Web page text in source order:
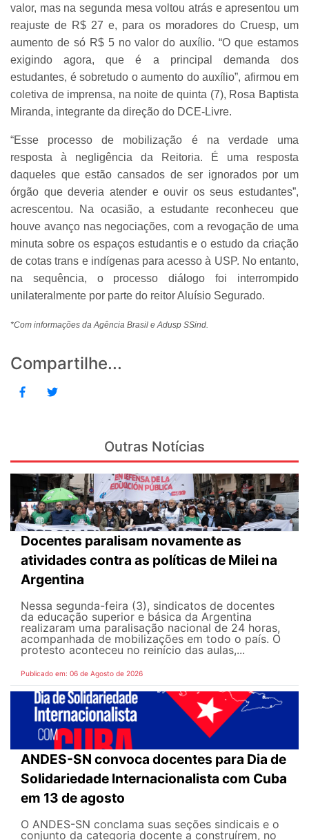
valor, mas na segunda mesa voltou atrás e apresentou um
reajuste de R$ 27 e, para os moradores do Cruesp, um
aumento de só R$ 5 no valor do auxílio. “O que estamos
exigindo agora, que é a principal demanda dos
estudantes, é sobretudo o aumento do auxílio”, afirmou em
coletiva de imprensa, na noite de quinta (7), Rosa Baptista
Miranda, integrante da direção do DCE-Livre.
“Esse processo de mobilização é na verdade uma
resposta à negligência da Reitoria. É uma resposta
daqueles que estão cansados de ser ignorados por um
órgão que deveria atender e ouvir os seus estudantes”,
acrescentou. Na ocasião, a estudante reconheceu que
houve avanço nas negociações, com a revogação de uma
minuta sobre os espaços estudantis e o estudo da criação
de cotas trans e indígenas para acesso à USP. No entanto,
na sequência, o processo diálogo foi interrompido
unilateralmente por parte do reitor Aluísio Segurado.
*Com informações da Agência Brasil e Adusp SSind.
Compartilhe...
Outras Notícias
Docentes paralisam novamente as
atividades contra as políticas de Milei na
Argentina
Nessa segunda-feira (3), sindicatos de docentes
da educação superior e básica da Argentina
realizaram uma paralisação nacional de 24 horas,
acompanhada de mobilizações em todo o país. O
protesto aconteceu no reinício das aulas,...
Publicado em: 06 de Agosto de 2026
ANDES-SN convoca docentes para Dia de
Solidariedade Internacionalista com Cuba
em 13 de agosto
O ANDES-SN conclama suas seções sindicais e o
conjunto da categoria docente a construírem, no